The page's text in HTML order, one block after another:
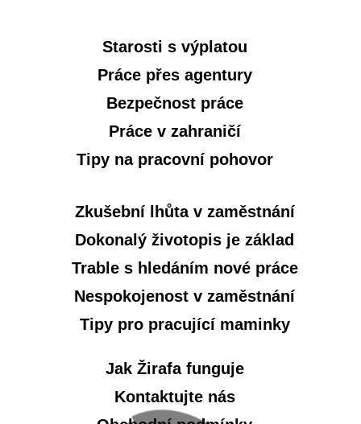
Starosti s výplatou
Práce přes agentury
Bezpečnost práce
Práce v zahraničí
Tipy na pracovní pohovor
Zkušební lhůta v zaměstnání
Dokonalý životopis je základ
Trable s hledáním nové práce
Nespokojenost v zaměstnání
Tipy pro pracující maminky
Jak Žirafa funguje
Kontaktujte nás